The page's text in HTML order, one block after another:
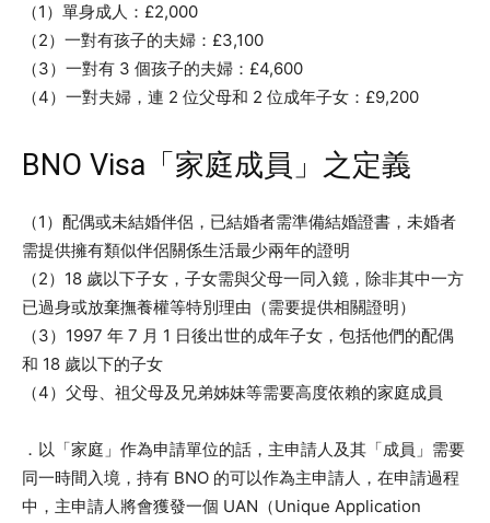
（1）單身成人：£2,000
（2）一對有孩子的夫婦：£3,100
（3）一對有 3 個孩子的夫婦：£4,600
（4）一對夫婦，連 2 位父母和 2 位成年子女：£9,200
BNO Visa「家庭成員」之定義
（1）配偶或未結婚伴侶，已結婚者需準備結婚證書，未婚者
需提供擁有類似伴侶關係生活最少兩年的證明
（2）18 歲以下子女，子女需與父母一同入鏡，除非其中一方
已過身或放棄撫養權等特別理由（需要提供相關證明）
（3）1997 年 7 月 1 日後出世的成年子女，包括他們的配偶
和 18 歲以下的子女
（4）父母、祖父母及兄弟姊妹等需要高度依賴的家庭成員
．以「家庭」作為申請單位的話，主申請人及其「成員」需要
同一時間入境，持有 BNO 的可以作為主申請人，在申請過程
中，主申請人將會獲發一個 UAN（Unique Application